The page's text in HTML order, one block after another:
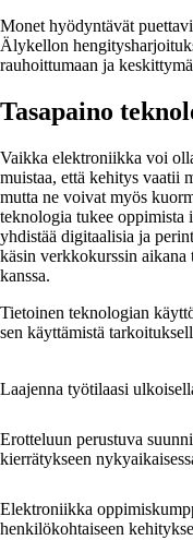
Monet hyödyntävät
Älykellon
rauhoittumaan ja
Tasapaino
Vaikka elektroniikka voi
muistaa, että kehitys vaatii
mutta ne voivat myös
teknologia tukee oppimista
yhdistää digitaalisia ja
käsin verkkokurssin aikana
kanssa.
Tietoinen teknologian
sen käyttämistä
Laajenna työtilaasi
Erotteluun perustuva
kierrätykseen
Elektroniikka
henkilökohtaiseen